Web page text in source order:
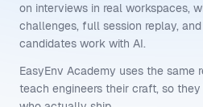
on interviews in real workspaces,
challenges, full session replay,
candidates work with AI.
EasyEnv Academy uses the same
teach engineers their craft, so